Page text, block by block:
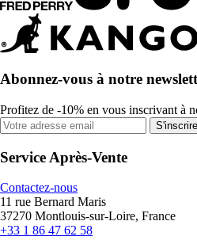
Abonnez-vous à notre
Profitez de -10% en vous inscrivant à
S'inscrire
Service Après-Vente
Contactez-nous
11 rue Bernard Maris
37270 Montlouis-sur-Loire, France
+33 1 86 47 62 58